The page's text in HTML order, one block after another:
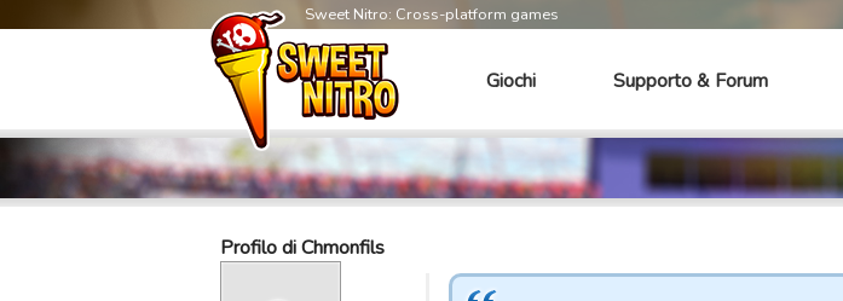
Sweet Nitro: Cross-platform games
Giochi Supporto & Forum
Profilo di Chmonfils